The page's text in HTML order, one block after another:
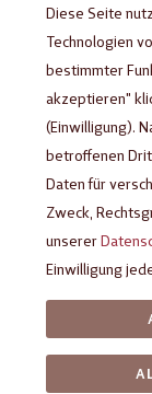
Diese Seite
Technologien
bestimmter
akzeptieren"
(Einwilligung).
betroffenen
Daten für
Zweck,
unserer
Einwilligung